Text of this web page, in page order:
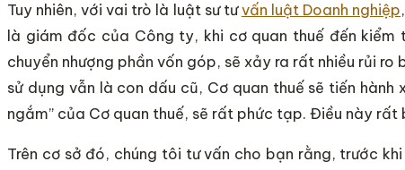
Tuy nhiên, với vai trò là luật sư tưvấn luật Doanh nghiệp
là giám đốc của Công ty, khi cơ quan thuế đến
chuyển nhượng phần vốn góp, sẽ xảy ra rất nhiều rủi
sử dụng vẫn là con dấu cũ, Cơ quan thuế sẽ tiến
ngắm” của Cơ quan thuế, sẽ rất phức tạp. Điều này
Trên cơ sở đó, chúng tôi tư vấn cho bạn rằng, trước